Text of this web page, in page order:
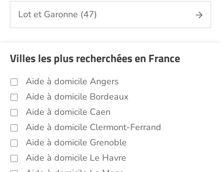
Lot et Garonne (47)
Villes les plus recherchées en France
Aide à domicile Angers
Aide à domicile Bordeaux
Aide à domicile Caen
Aide à domicile Clermont-Ferrand
Aide à domicile Grenoble
Aide à domicile Le Havre